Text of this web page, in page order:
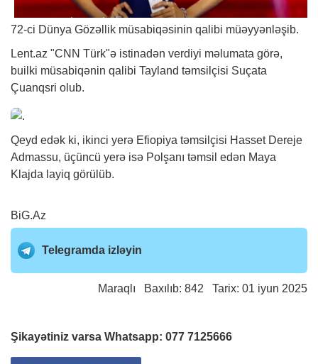
72-ci Dünya Gözəllik müsabiqəsinin qalibi müəyyənləşib.
Lent.az "CNN Türk"ə istinadən verdiyi məlumata görə,
builki müsabiqənin qalibi Tayland təmsilçisi Suçata
Çuanqsri olub.
Qeyd edək ki, ikinci yerə Efiopiya təmsilçisi Hasset Dereje
Admassu, üçüncü yerə isə Polşanı təmsil edən Maya
Klajda layiq görülüb.
BiG.Az
Telegramda izləyin
Maraqlı Baxılıb: 842 Tarix: 01 iyun 2025
Şikayətiniz varsa Whatsapp: 077 7125666